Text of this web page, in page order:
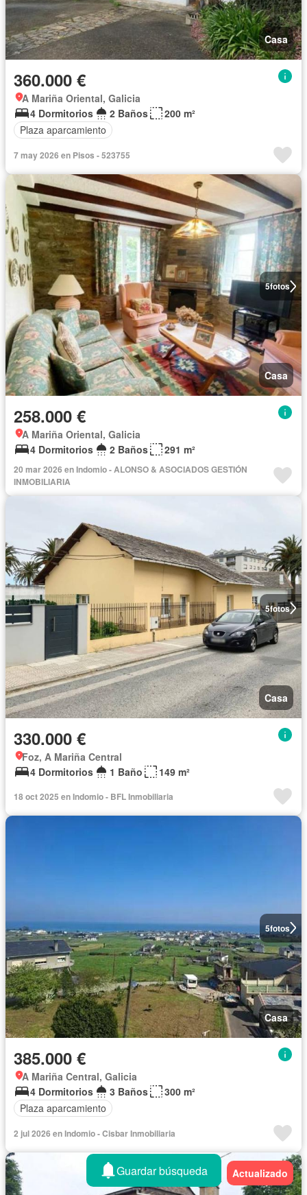
Casa
360.000 €
A Mariña Oriental, Galicia
4 Dormitorios
2 Baños
200 m²
Plaza aparcamiento
7 may 2026 en Pisos - 523755
5fotos
Casa
258.000 €
A Mariña Oriental, Galicia
4 Dormitorios
2 Baños 291 m²
20 mar 2026 en Indomio - ALONSO & ASOCIADOS GESTIÓN
INMOBILIARIA
5fotos
Casa
330.000 €
Foz, A Mariña Central
4 Dormitorios
1 Baño 149 m²
18 oct 2025 en Indomio - BFL Inmobiliaria
5fotos
Casa
385.000 €
A Mariña Central, Galicia
4 Dormitorios
3 Baños
300 m²
Plaza aparcamiento
2 jul 2026 en Indomio - Cisbar Inmobiliaria
Actualizado
Guardar búsqueda